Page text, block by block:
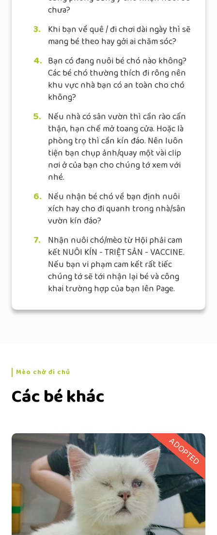
chưa?
3.
Khi bạn về quê / đi chơi dài ngày thì sẽ
mang bé theo hay gởi ai chăm sóc?
4. Bạn có đang nuôi bé chó nào không?
Các bé chó thường thích đi rông nên
khu vực nhà bạn có an toàn cho chó
không?
5. Nếu nhà có sân vườn thì cần rào cẩn
thận, hạn chế mở toang cửa. Hoặc là
phòng trọ thì cần kín đáo. Nên luôn
tiện bạn chụp ảnh/quay một vài clip
nơi ở của bạn cho chúng tớ xem với
nhé.
6. Nếu nhận bé chó về bạn định nuôi
xích hay cho đi quanh trong nhà/sân
vườn kín đáo?
7.
Nhận nuôi chó/mèo từ Hội phải cam
kết NUÔI KÍN - TRIỆT SẢN - VACCINE.
Nếu bạn vi phạm cam kết rất tiếc
chúng tớ sẽ tới nhận lại bé và công
khai trường hợp của bạn lên Page.
Mèo chờ đi chủ
Các bé khác
ADOPTED